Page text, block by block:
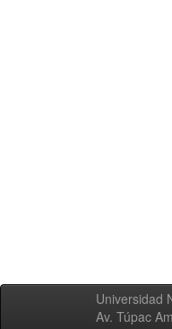
Universidad
Av. Túpac